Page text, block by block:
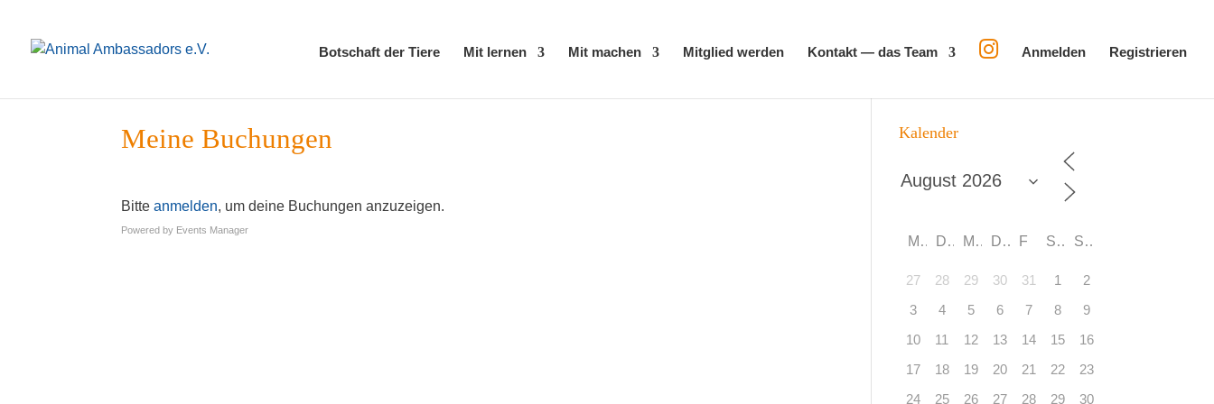
Bot­schaft der Tiere Mit ler­nen Mit machen Mit­glied werden Kon­takt — das Team Anmel­den Regis­trie­ren
Mei­ne Buchungen
Bit­teanmel­den, um dei­ne Buchun­gen anzuzeigen.
Powered by Events Mana­ger
Kalen­der
M D M D F S S
27 28 29 30 31 1
2
3
4 5 6 7 8
9
10
11 12 13 14 15
16
17
18 19 20 21 22
23
24
25 26 27 28 29 30